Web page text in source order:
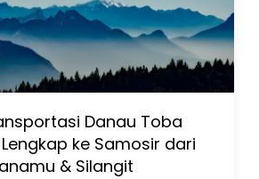
Danau Toba
ke Samosir dari
& Silangit